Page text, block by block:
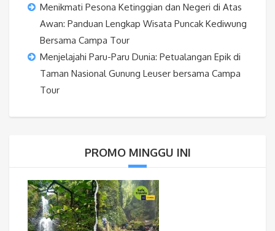
Menikmati Pesona Ketinggian dan Negeri di Atas
Awan: Panduan Lengkap Wisata Puncak Kediwung
Bersama Campa Tour
Menjelajahi Paru-Paru Dunia: Petualangan Epik di
Taman Nasional Gunung Leuser bersama Campa
Tour
PROMO MINGGU INI